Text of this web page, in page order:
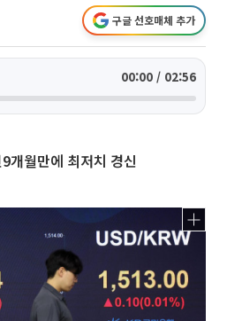
구글 선호매체 추가
00:00 / 02:56
개월만에 최저치 경신